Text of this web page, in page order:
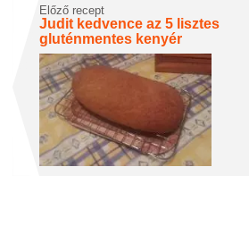
Előző recept
Judit kedvence az 5 lisztes
gluténmentes kenyér